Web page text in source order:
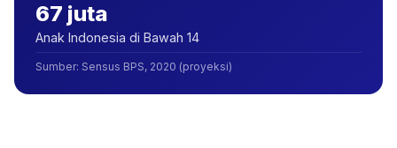
67 juta
Anak Indonesia di Bawah 14
Sumber: Sensus BPS, 2020 (proyeksi)